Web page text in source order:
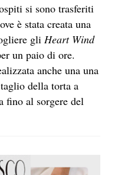
si sono trasferiti
è stata creata una
gli Heart Wind
un paio di ore.
anche una una
della torta a
fino al sorgere del